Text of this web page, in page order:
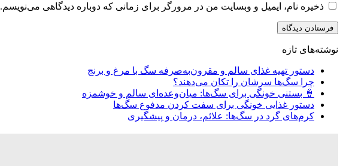
ذخیره نام، ایمیل و وبسایت من در مرورگر برای زمانی که دوباره دیدگاهی می‌نویسم.
نوشته‌های تازه
دستور تهیه غذای سالم و مقرون‌به‌صرفه سگ با مرغ و برنج
چرا سگ‌ها سرشان را تکان می‌دهند؟
🍦 بستنی خونگی برای سگ‌ها: میان‌وعده‌ای سالم و خوشمزه
دستور غذایی خونگی برای سفت کردن مدفوع سگ‌ها
کرم‌های گرد در سگ‌ها: علائم، درمان و پیشگیری